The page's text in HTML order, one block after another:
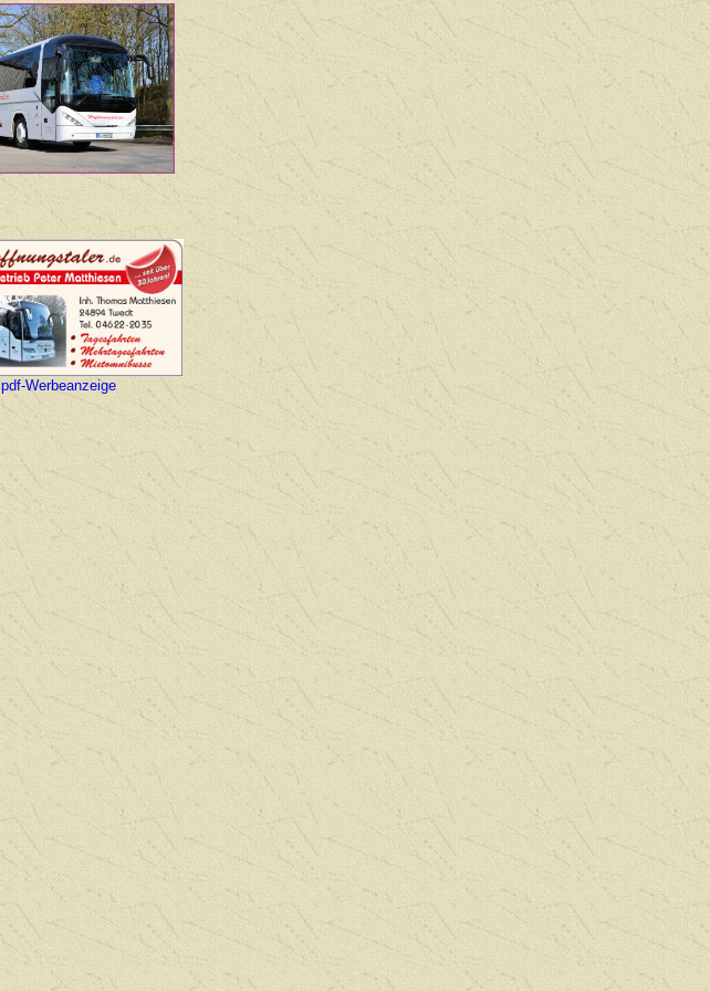
pdf-Werbeanzeige